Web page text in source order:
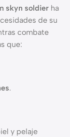
skyn soldier ha
de su
combate
que:
.
y pelaje